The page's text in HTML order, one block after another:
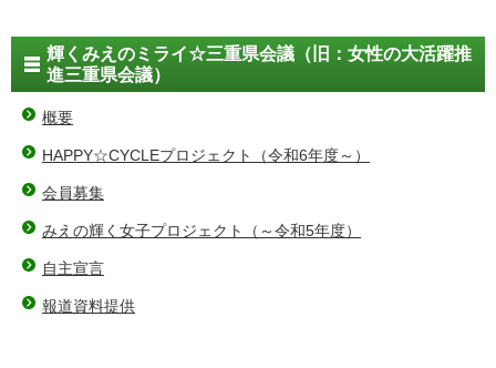
輝くみえのミライ☆三重県会議（旧：女性の大活躍推
進三重県会議）
概要
HAPPY☆CYCLEプロジェクト（令和6年度～）
会員募集
みえの輝く女子プロジェクト（～令和5年度）
自主宣言
報道資料提供